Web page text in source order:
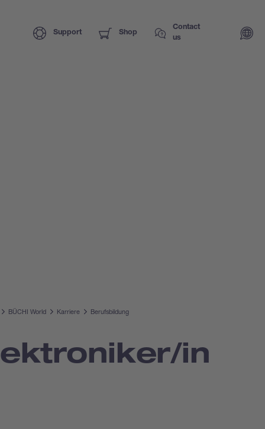
Support Shop
Contact
us
BÜCHI World Karriere Berufsbildung
in